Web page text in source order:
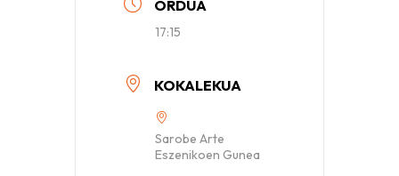
ORDUA
17:15
KOKALEKUA
Sarobe Arte
Eszenikoen Gunea